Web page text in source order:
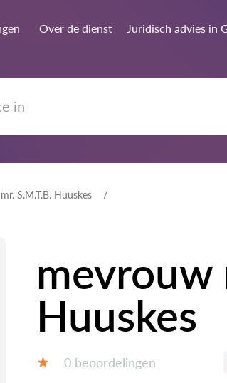
Over de dienst Juridisch advies in
S.M.T.B. Huuskes
mevrouw
Huuskes
Getuigenissen:
0 beoordelingen